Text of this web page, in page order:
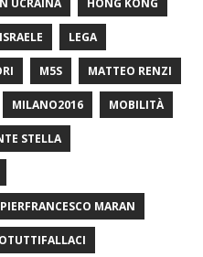
UCRAINA HONG KONG
ISRAELE LEGA
M5S MATTEO RENZI
MILANO2016 MOBILITÀ
STELLA
PIERFRANCESCO MARAN